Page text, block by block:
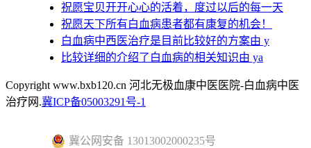
祝愿宝贝开开心心的活着，度过以后的每一天
祝愿天下所有白血病患者都有康复的机会！
白血病中西医治疗是目前比较好的方案由 y
比较详细的介绍了白血病的相关知识由 ya
Copyright www.bxb120.cn 河北无极血康中医医院-白血病中医
治疗网.冀ICP备05003291号-1
冀公网安备 13013002000235号